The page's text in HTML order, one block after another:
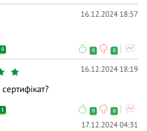
— рівняння з
— що переважає:
зміни;
форми остеоартриту
16.12.2024 18:57
0 0 0
16.12.2024 18:19
1 0 0
17.12.2024 04:31